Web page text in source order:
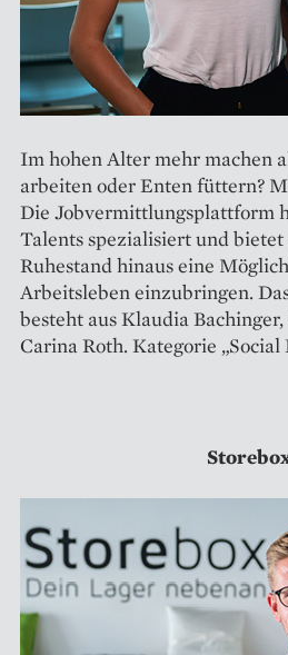
Im hohen Alter mehr machen
arbeiten oder Enten füttern?
Die Job­vermittlungsplattform
Talents spezialisiert und bietet
Ruhestand hinaus eine
Arbeitsleben einzubringen.
besteht aus Klaudia
Carina Roth. Kategorie